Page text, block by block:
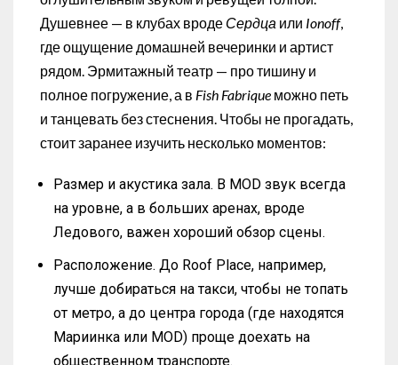
Душевнее — в клубах вроде Сердца или Ionoff,
где ощущение домашней вечеринки и артист
рядом. Эрмитажный театр — про тишину и
полное погружение, а в Fish Fabrique можно петь
и танцевать без стеснения. Чтобы не прогадать,
стоит заранее изучить несколько моментов:
Размер и акустика зала. В MOD звук всегда
на уровне, а в больших аренах, вроде
Ледового, важен хороший обзор сцены.
Расположение. До Roof Place, например,
лучше добираться на такси, чтобы не топать
от метро, а до центра города (где находятся
Мариинка или MOD) проще доехать на
общественном транспорте.